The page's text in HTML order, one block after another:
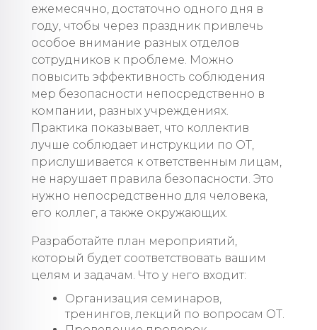
ежемесячно, достаточно одного дня в
году, чтобы через праздник привлечь
особое внимание разных отделов
сотрудников к проблеме. Можно
повысить эффективность соблюдения
мер безопасности непосредственно в
компании, разных учреждениях.
Практика показывает, что коллектив
лучше соблюдает инструкции по ОТ,
прислушивается к ответственным лицам,
не нарушает правила безопасности. Это
нужно непосредственно для человека,
его коллег, а также окружающих.
Разработайте план мероприятий,
который будет соответствовать вашим
целям и задачам. Что у него входит:
Организация семинаров,
тренингов, лекций по вопросам ОТ.